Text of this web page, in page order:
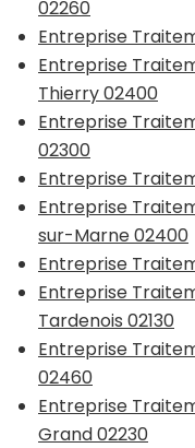
02260
Entreprise
Entreprise
Thierry 02400
Entreprise
02300
Entreprise
Entreprise
sur-Marne 02400
Entreprise
Entreprise
Tardenois 02130
Entreprise
02460
Entreprise
Grand 02230